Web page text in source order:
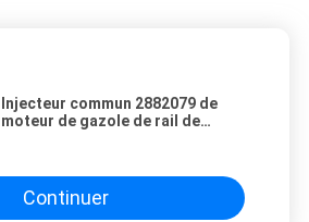
Injecteur commun 2882079 de
moteur de gazole de rail de
QSK60
Continuer